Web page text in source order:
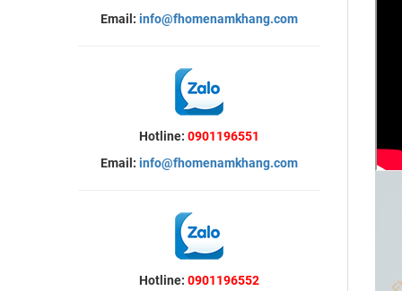
Email: info@fhomenamkhang.com
Hotline: 0901196551
Email: info@fhomenamkhang.com
Hotline: 0901196552